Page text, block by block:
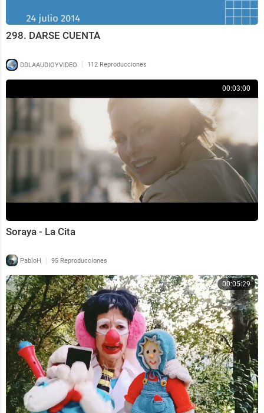
298. DARSE CUENTA
DDLAAUDIOYVIDEO | 112 Reproducciones
00:03:00
Soraya - La Cita
PabloH | 95 Reproducciones
00:05:29